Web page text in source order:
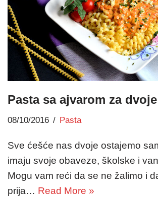
Pasta sa ajvarom za
08/10/2016 Pasta
Sve ćešće nas dvoje ostajemo
imaju svoje obaveze, školske i
Mogu vam reći da se ne žalimo i
prija… Read More »